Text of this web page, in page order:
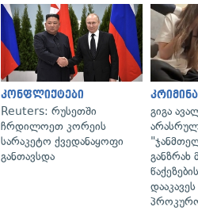
კონფლიქტები
Reuters: რუსეთში
ჩრდილოეთ კორეის
სარაკეტო ქვედანაყოფი
განთავსდა
გიგა
განზრახ